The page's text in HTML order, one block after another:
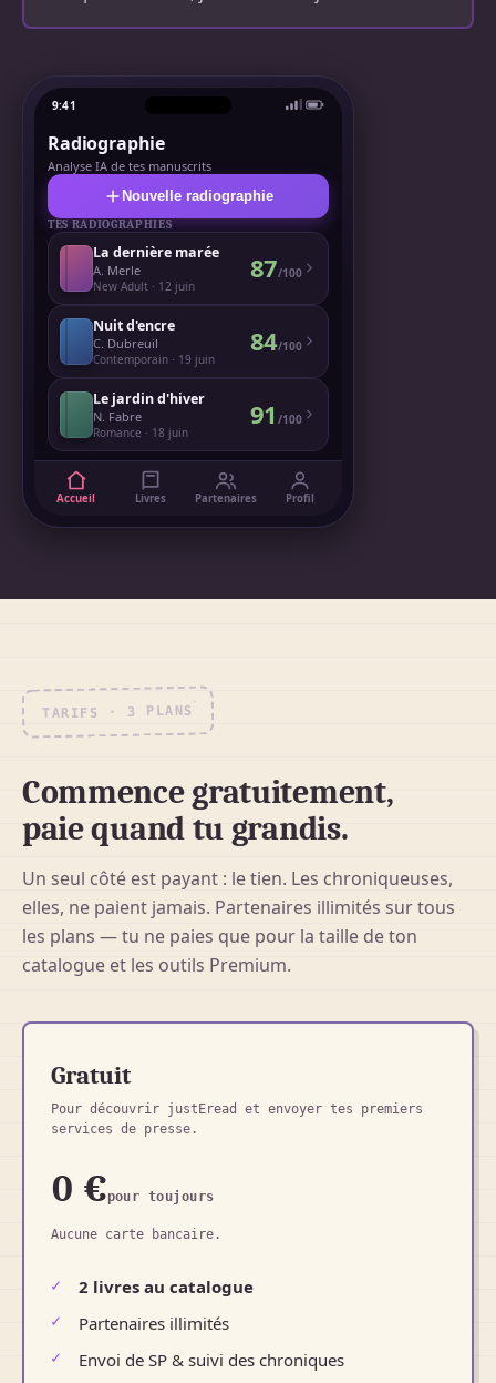
9:41
Radiographie
Analyse IA de tes manuscrits
Nouvelle radiographie
TES RADIOGRAPHIES
La dernière marée
A. Merle
New Adult · 12 juin
87/100
Nuit d'encre
C. Dubreuil
Contemporain · 19 juin
84/100
Le jardin d'hiver
N. Fabre
Romance · 18 juin
91 /100
Accueil Livres Partenaires Profil
TARIFS · 3 PLANS
Commence gratuitement,
paie quand tu grandis.
Un seul côté est payant : le tien. Les chroniqueuses,
elles, ne paient jamais. Partenaires illimités sur tous
les plans — tu ne paies que pour la taille de ton
catalogue et les outils Premium.
Gratuit
Pour découvrir justEread et envoyer tes premiers
services de presse.
0 €pour toujours
Aucune carte bancaire.
2 livres au catalogue
Partenaires illimités
Envoi de SP & suivi des chroniques